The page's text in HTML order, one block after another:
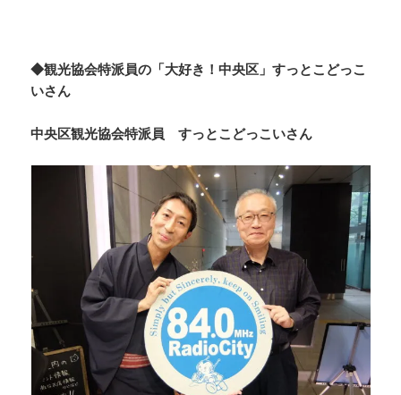
◆観光協会特派員の「大好き！中央区」すっとこどっこ
いさん
中央区観光協会特派員 すっとこどっこいさん